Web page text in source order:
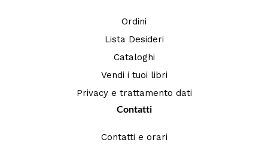
Ordini
Lista Desideri
Cataloghi
Vendi i tuoi libri
Privacy e trattamento dati
Contatti
Contatti e orari